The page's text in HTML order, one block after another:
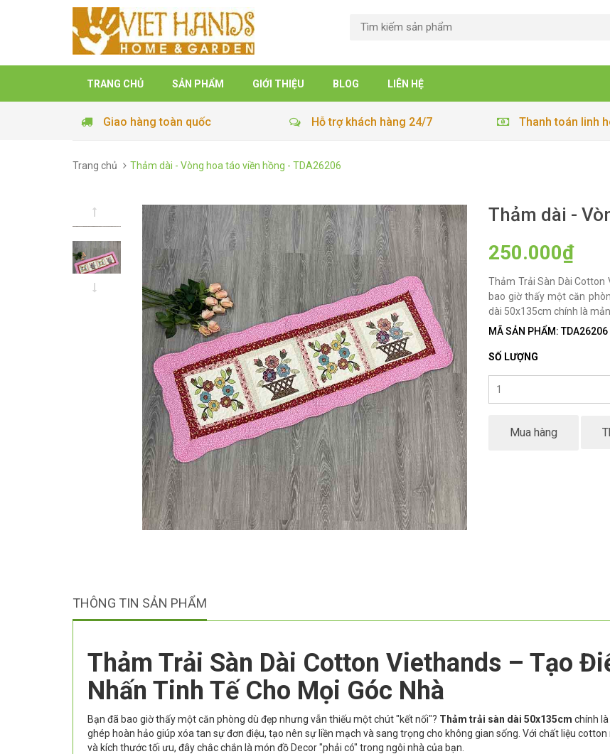
TRANG CHỦ SẢN PHẨM GIỚI THIỆU BLOG LIÊN HỆ
Giao hàng toàn quốc Hỗ trợ khách hàng 24/7 Thanh toán linh
Trang chủ Thảm dài - Vòng hoa táo viền hồng - TDA26206
Thảm dài -
250.000₫
Thảm Trải Sàn Dài Cotton
bao giờ thấy một căn
dài 50x135cm chính là
MÃ SẢN PHẨM: TDA26206
SỐ LƯỢNG
Mua hàng
THÔNG TIN SẢN PHẨM
Thảm Trải Sàn Dài Cotton Viethands – Tạo
Nhấn Tinh Tế Cho Mọi Góc Nhà
Bạn đã bao giờ thấy một căn phòng dù đẹp nhưng vẫn thiếu một chút "kết nối"? Thảm trải sàn dài 50x135cm chính
ghép hoàn hảo giúp xóa tan sự đơn điệu, tạo nên sự liền mạch và sang trọng cho không gian sống. Với chất liệu
và kích thước tối ưu, đây chắc chắn là món đồ Decor "phải có" trong ngôi nhà của bạn.